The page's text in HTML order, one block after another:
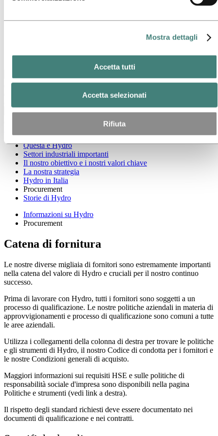
Mostra dettagli
Accetta tutti
Accetta selezionati
Rifiuta
Il nostro obiettivo e i nostri valori chiave
Storie di Hydro
Chiudi
Questa è Hydro
Settori industriali importanti
Il nostro obiettivo e i nostri valori chiave
La nostra strategia
Hydro in Italia
Procurement
Storie di Hydro
Informazioni su Hydro
Procurement
Catena di fornitura
Le nostre diverse migliaia di fornitori sono estremamente importanti
nella catena del valore di Hydro e cruciali per il nostro continuo
successo.
Prima di lavorare con Hydro, tutti i fornitori sono soggetti a un
processo di qualificazione. Le nostre politiche aziendali in materia di
approvvigionamenti e processo di qualificazione sono comuni a tutte
le aree aziendali.
Utilizza i collegamenti della colonna di destra per trovare le politiche
e gli strumenti di Hydro, il nostro Codice di condotta per i fornitori e
le nostre Condizioni generali di acquisto.
Maggiori informazioni sui requisiti HSE e sulle politiche di
responsabilità sociale d'impresa sono disponibili nella pagina
Politiche e strumenti (vedi link a destra).
Il rispetto degli standard richiesti deve essere documentato nei
documenti di qualificazione e nei contratti.